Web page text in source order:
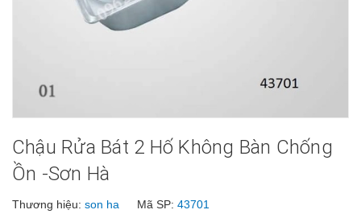
Chậu Rửa Bát 2 Hố Không Bàn Chống
Ồn -Sơn Hà
Thương hiệu: son ha Mã SP: 43701